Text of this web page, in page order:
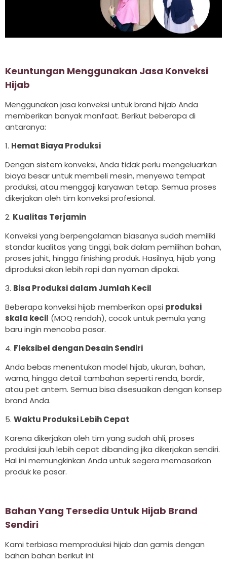
Keuntungan Menggunakan Jasa Konveksi
Hijab
Menggunakan jasa konveksi untuk brand hijab Anda
memberikan banyak manfaat. Berikut beberapa di
antaranya:
1. Hemat Biaya Produksi
Dengan sistem konveksi, Anda tidak perlu mengeluarkan
biaya besar untuk membeli mesin, menyewa tempat
produksi, atau menggaji karyawan tetap. Semua proses
dikerjakan oleh tim konveksi profesional.
2. Kualitas Terjamin
Konveksi yang berpengalaman biasanya sudah memiliki
standar kualitas yang tinggi, baik dalam pemilihan bahan,
proses jahit, hingga finishing produk. Hasilnya, hijab yang
diproduksi akan lebih rapi dan nyaman dipakai.
3. Bisa Produksi dalam Jumlah Kecil
Beberapa konveksi hijab memberikan opsi produksi
skala kecil (MOQ rendah), cocok untuk pemula yang
baru ingin mencoba pasar.
4. Fleksibel dengan Desain Sendiri
Anda bebas menentukan model hijab, ukuran, bahan,
warna, hingga detail tambahan seperti renda, bordir,
atau pet antem. Semua bisa disesuaikan dengan konsep
brand Anda.
5. Waktu Produksi Lebih Cepat
Karena dikerjakan oleh tim yang sudah ahli, proses
produksi jauh lebih cepat dibanding jika dikerjakan sendiri.
Hal ini memungkinkan Anda untuk segera memasarkan
produk ke pasar.
Bahan Yang Tersedia Untuk Hijab Brand
Sendiri
Kami terbiasa memproduksi hijab dan gamis dengan
bahan bahan berikut ini: